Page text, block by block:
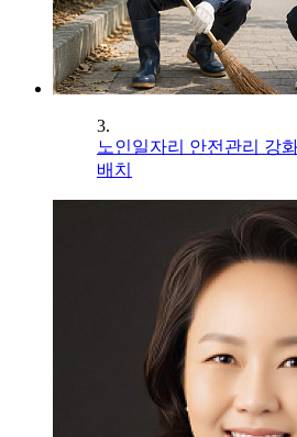
3.
노인일자리 안전관리 강
배치